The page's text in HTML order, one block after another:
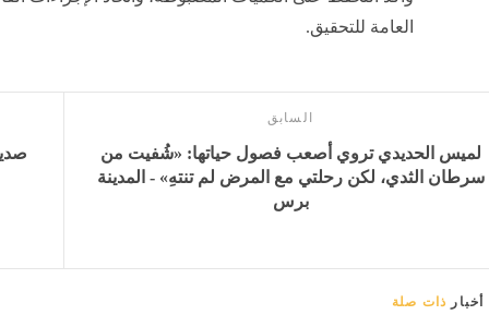
العامة للتحقيق.
السابق
لميس الحديدي تروي أصعب فصول حياتها: «شُفيت من
سرطان الثدي، لكن رحلتي مع المرض لم تنتهِ» - المدينة
برس
أخبار ذات صلة